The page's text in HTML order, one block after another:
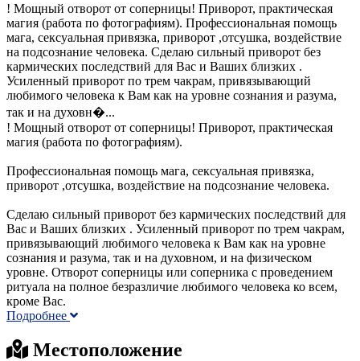
! Мощный отворот от соперницы! Приворот, практическая
магия (работа по фотографиям). Профессиональная помощь
мага, сексуальная привязка, приворот ,отсушка, воздействие
на подсознание человека. Сделаю сильный приворот без
кармических последствий для Вас и Ваших близких .
Усиленный приворот по трем чакрам, привязывающий
любимого человека к Вам как на уровне сознания и разума,
так и на духовн�...
! Мощный отворот от соперницы! Приворот, практическая
магия (работа по фотографиям).
Профессиональная помощь мага, сексуальная привязка,
приворот ,отсушка, воздействие на подсознание человека.
Сделаю сильный приворот без кармических последствий для
Вас и Ваших близких . Усиленный приворот по трем чакрам,
привязывающий любимого человека к Вам как на уровне
сознания и разума, так и на духовном, и на физическом
уровне. Отворот соперницы или соперника с проведением
ритуала на полное безразличие любимого человека ко всем,
кроме Вас.
Подробнее
Местоположение